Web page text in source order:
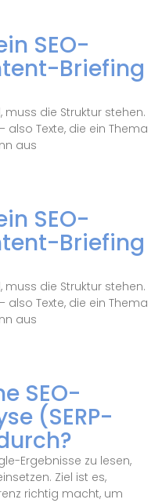
SEO-
Briefing
muss die Struktur stehen.
also Texte, die ein Thema
aus
SEO-
Briefing
muss die Struktur stehen.
also Texte, die ein Thema
aus
SEO-
(SERP-
Ergebnisse zu lesen,
Ziel ist es,
richtig macht, um